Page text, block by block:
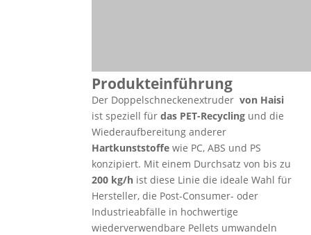
Produkteinführung
Der Doppelschneckenextruder von Haisi
ist speziell für das PET-Recycling und die
Wiederaufbereitung anderer
Hartkunststoffe wie PC, ABS und PS
konzipiert. Mit einem Durchsatz von bis zu
200 kg/h ist diese Linie die ideale Wahl für
Hersteller, die Post-Consumer- oder
Industrieabfälle in hochwertige
wiederverwendbare Pellets umwandeln